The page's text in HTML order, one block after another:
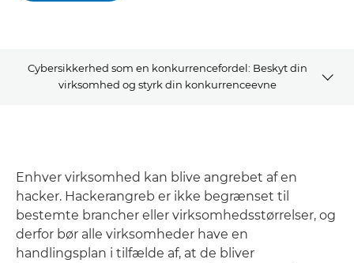
Cybersikkerhed som en konkurrencefordel: Beskyt din
virksomhed og styrk din konkurrenceevne
kontakt os
Læs mere
Enhver virksomhed kan blive angrebet af en
hacker. Hackerangreb er ikke begrænset til
bestemte brancher eller virksomhedsstørrelser, og
derfor bør alle virksomheder have en
handlingsplan i tilfælde af, at de bliver